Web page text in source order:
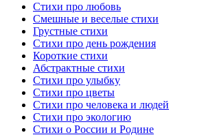
Стихи про любовь
Смешные и веселые стихи
Грустные стихи
Стихи про день рождения
Короткие стихи
Абстрактные стихи
Стихи про улыбку
Стихи про цветы
Стихи про человека и людей
Стихи про экологию
Стихи о России и Родине